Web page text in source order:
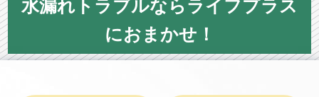
水漏れトラブルならライフプラス
におまかせ！